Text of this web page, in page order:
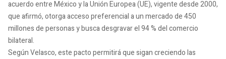
acuerdo entre México y la Unión Europea (UE), vigente desde 2000,
que afirmó, otorga acceso preferencial a un mercado de 450
millones de personas y busca desgravar el 94 % del comercio
bilateral.
Según Velasco, este pacto permitirá que sigan creciendo las